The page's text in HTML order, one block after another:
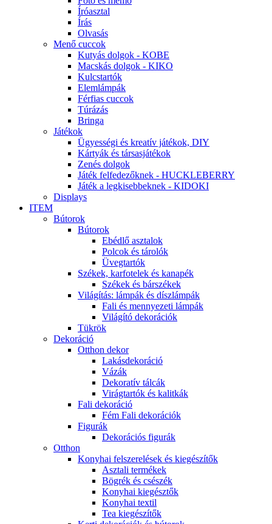
Íróasztal
Írás
Olvasás
Menő cuccok
Kutyás dolgok - KOBE
Macskás dolgok - KIKO
Kulcstartók
Elemlámpák
Férfias cuccok
Túrázás
Bringa
Játékok
Ügyességi és kreatív játékok, DIY
Kártyák és társasjátékok
Zenés dolgok
Játék felfedezőknek - HUCKLEBERRY
Játék a legkisebbeknek - KIDOKI
Displays
ITEM
Bútorok
Bútorok
Ebédlő asztalok
Polcok és tárolók
Üvegtartók
Székek, karfotelek és kanapék
Székek és bárszékek
Világítás: lámpák és díszlámpák
Fali és mennyezeti lámpák
Világító dekorációk
Tükrök
Dekoráció
Otthon dekor
Lakásdekoráció
Vázák
Dekoratív tálcák
Virágtartók és kalitkák
Fali dekoráció
Fém Fali dekorációk
Figurák
Dekorációs figurák
Otthon
Konyhai felszerelések és kiegészítők
Asztali termékek
Bögrék és csészék
Konyhai kiegésztők
Konyhai textil
Tea kiegészítők